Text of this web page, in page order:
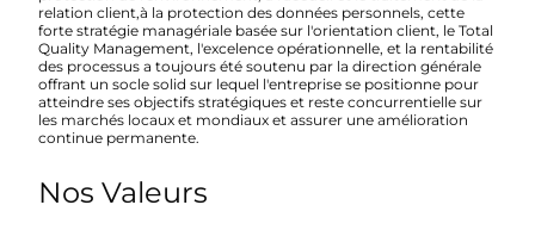
relation client,à la protection des données personnels, cette
forte stratégie managériale basée sur l'orientation client, le Total
Quality Management, l'excelence opérationnelle, et la rentabilité
des processus a toujours été soutenu par la direction générale
offrant un socle solid sur lequel l'entreprise se positionne pour
atteindre ses objectifs stratégiques et reste concurrentielle sur
les marchés locaux et mondiaux et assurer une amélioration
continue permanente.
Nos Valeurs